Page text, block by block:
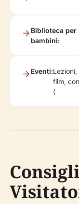
Biblioteca per
bambini:
Eventi:
film,
(